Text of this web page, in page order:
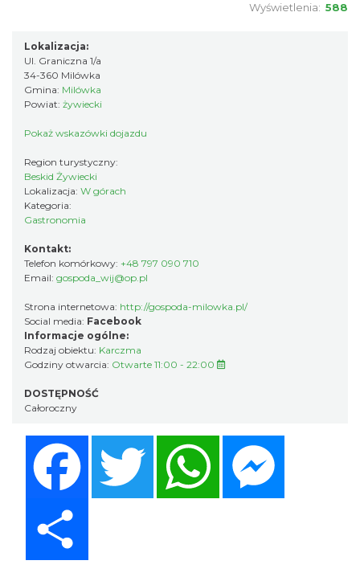
Wyświetlenia: 588
Lokalizacja:
Ul. Graniczna 1/a
34-360 Milówka
Gmina: Milówka
Powiat: żywiecki
Pokaż wskazówki dojazdu
Region turystyczny:
Beskid Żywiecki
Lokalizacja: W górach
Kategoria:
Gastronomia
Kontakt:
Telefon komórkowy: +48 797 090 710
Email: gospoda_wij@op.pl
Strona internetowa: http://gospoda-milowka.pl/
Social media: Facebook
Informacje ogólne:
Rodzaj obiektu: Karczma
Godziny otwarcia: Otwarte 11:00 - 22:00
DOSTĘPNOŚĆ
Całoroczny
Twitter WhatsApp